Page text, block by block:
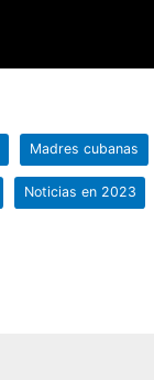
Madres cubanas
Noticias en 2023